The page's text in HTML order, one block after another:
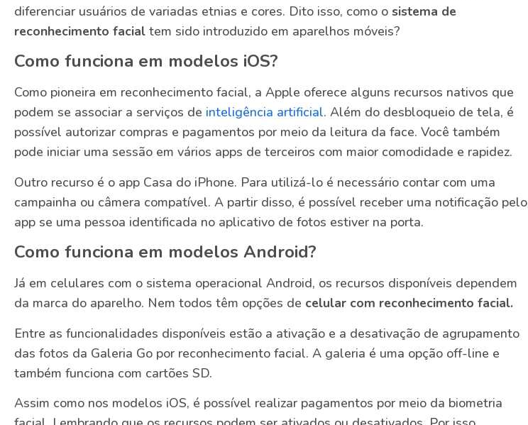
diferenciar usuários de variadas etnias e cores. Dito isso, como o sistema de
reconhecimento facial tem sido introduzido em aparelhos móveis?
Como funciona em modelos iOS?
Como pioneira em reconhecimento facial, a Apple oferece alguns recursos nativos que
podem se associar a serviços de inteligência artificial. Além do desbloqueio de tela, é
possível autorizar compras e pagamentos por meio da leitura da face. Você também
pode iniciar uma sessão em vários apps de terceiros com maior comodidade e rapidez.
Outro recurso é o app Casa do iPhone. Para utilizá-lo é necessário contar com uma
campainha ou câmera compatível. A partir disso, é possível receber uma notificação pelo
app se uma pessoa identificada no aplicativo de fotos estiver na porta.
Como funciona em modelos Android?
Já em celulares com o sistema operacional Android, os recursos disponíveis dependem
da marca do aparelho. Nem todos têm opções de celular com reconhecimento facial.
Entre as funcionalidades disponíveis estão a ativação e a desativação de agrupamento
das fotos da Galeria Go por reconhecimento facial. A galeria é uma opção off-line e
também funciona com cartões SD.
Assim como nos modelos iOS, é possível realizar pagamentos por meio da biometria